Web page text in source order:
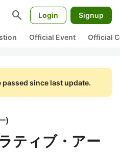
search Login Signup
Official Event Official
passed since last update.
)
ティブ・アー